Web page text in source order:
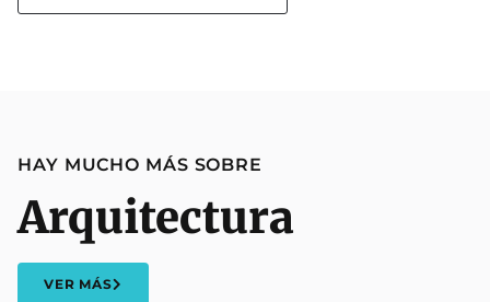
HAY MUCHO MÁS SOBRE
Arquitectura
VER MÁS